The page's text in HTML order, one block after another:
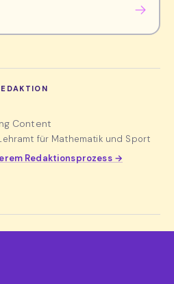
Content
für Mathematik und Sport
Redaktionsprozess →